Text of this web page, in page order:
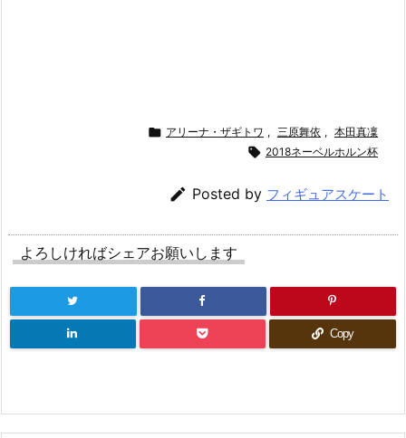
 アリーナ・ザギトワ , 三原舞依 , 本田真凜
 2018ネーベルホルン杯
 Posted by フィギュアスケート
よろしければシェアお願いします
Copy